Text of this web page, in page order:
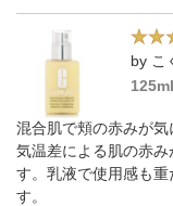
by こ
125ml
混合肌で頬の赤みが
気温差による肌の赤
す。乳液で使用感も
す。